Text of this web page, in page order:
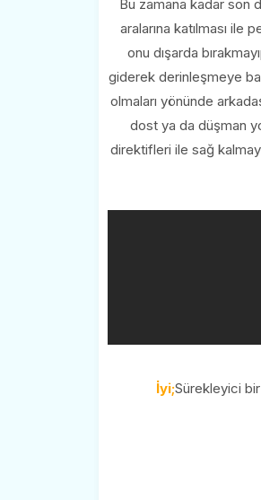
Bu zamana kadar son
aralarına katılması
onu dışarda
giderek derinleşmeye
olmaları yönünde
dost ya da düşman
direktifleri ile sağ
İyi;Sürekleyici